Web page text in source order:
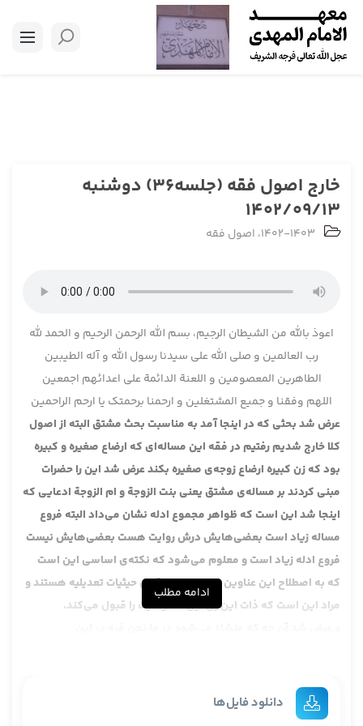
خارج اصول فقه (جلسه36) دوشنبه
1402/09/13
1402-1403، اصول فقه
اعوذ بالله من الشیطان الرجیم، بسم الله الرحمن الرحیم و الحمد لله
رب العالمین و صلی الله علی سیدنا رسول الله و آله الطیبین
الطاهرین المعصومین و اللعنة الدائمة علی اعدائهم اجمعین
اللهم وفقنا و جمیع المشتغلین و ارحمنا برحمتک یا ارحم الراحمین
عرض شد بحثی که در اینجا آمد به مناسبت بحث مشتق البته از اصول
کلا خارج شدیم رفتیم در فقه این مساله‌ای که ارضاع صغیره و کبیره
بود که زن کبیره ارضاع زوجه‌ی صغیره بکند عرض شد این را حضرات
مبنی کردند بر مساله‌ی مشتق یعنی بنت الزوجة و ام الزوجة ادعایی که
اینجا شد این است که ظواهر مجموع ادله نشان می‌داد البته فروع
مساله زیاد است بعضی‌هایش درش روایت هست بعضی‌هایش نیست
فروع ادله زیاد است و معلوم می‌شود که نکته‌ی اساسی این است
که به اصطلاح این عناوین به اصطلاح از قبیل حیثیات تعدیلیه هستند و
مراد این است که ذات این زن این خصوصیت را قبول می‌کند.
نکته‌ی اساسی این است که آیا این مطلب که اگر با عقد یک مطلبی
پیدا شد این مطلب یدور مدار عقد یعنی مادام عقد هست یا نه یدور
ادامه مطلب
دانلود فایل‌ها